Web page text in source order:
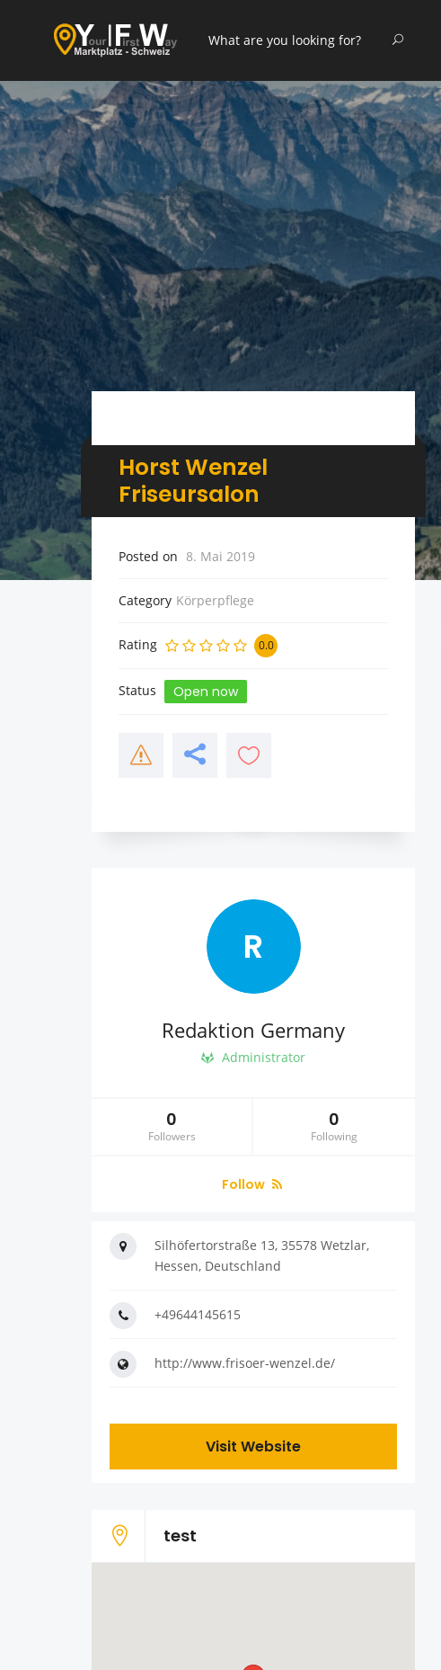
Horst Wenzel
Friseursalon
Posted on 8. Mai 2019
Category Körperpflege
Rating 0.0
Status Open now
R
Redaktion Germany
Administrator
0
Followers
0
Following
Follow
Silhöfertorstraße 13, 35578 Wetzlar,
Hessen, Deutschland
+49644145615
http://www.frisoer-wenzel.de/
Visit Website
test